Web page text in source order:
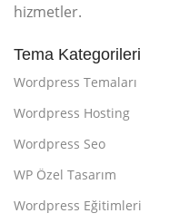
hizmetler.
Tema Kategorileri
Wordpress Temaları
Wordpress Hosting
Wordpress Seo
WP Özel Tasarım
Wordpress Eğitimleri